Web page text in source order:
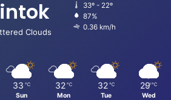
Clouds
33º - 22º
87%
0.36 km/h
33 ℃
Sun
32 ℃
Mon
32 ℃
Tue
29 ℃
Wed